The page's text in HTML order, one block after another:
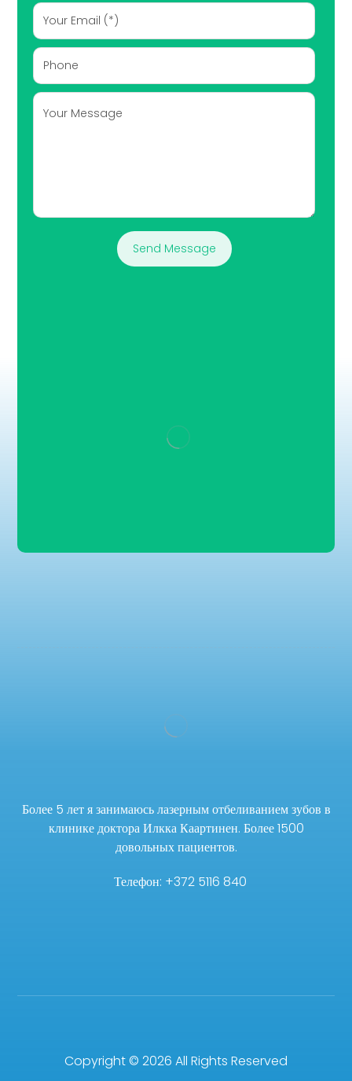
Более 5 лет я занимаюсь лазерным отбеливанием зубов в
клинике доктора Илкка Каартинен. Более 1500
довольных пациентов.
Телефон: +372 5116 840
Copyright © 2026 All Rights Reserved